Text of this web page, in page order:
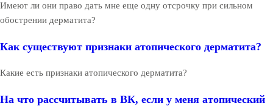
Имеют ли они право дать мне еще одну отсрочку при сильном
обострении дерматита?
Как существуют признаки атопического дерматита?
Какие есть признаки атопического дерматита?
На что рассчитывать в ВК, если у меня атопический